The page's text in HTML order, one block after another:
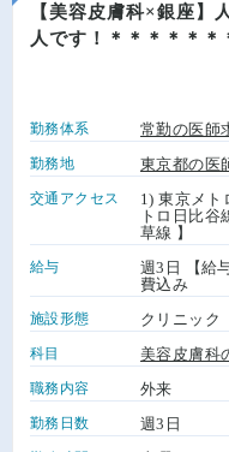
【美容皮膚科×銀座】
人です！＊＊＊＊＊
勤務体系 常勤の医師
勤務地 東京都の医
交通アクセス
1) 東京メト
トロ日比谷
草線 】
給与
週3日 【給
費込み
施設形態 クリニック
科目 美容皮膚科
職務内容 外来
勤務日数 週3日